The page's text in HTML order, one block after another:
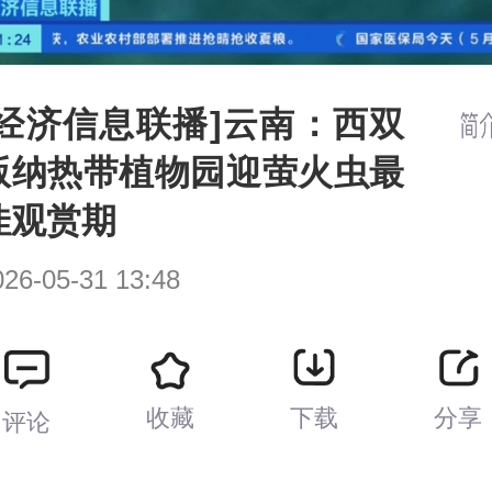
济信息联播]云南：西双
纳热带植物园迎萤火虫最
观赏期
05-31 13:48
评论 收藏 下载 分享